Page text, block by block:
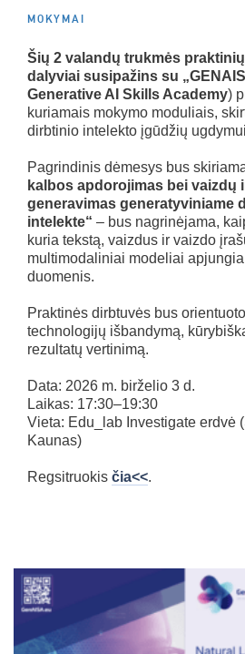
MOKYMAI
Šių 2 valandų trukmės
dalyviai susipažins su
Generative AI Skills Academy)
kuriamais mokymo moduliais,
dirbtinio intelekto įgūdžių
Pagrindinis dėmesys bus
kalbos apdorojimas bei vaizdų
generavimas generatyviniame
intelekte“ – bus nagrinėjama,
kuria tekstą, vaizdus ir vaizdo
multimodaliniai modeliai
duomenis.
Praktinės dirbtuvės bus
technologijų išbandymą,
rezultatų vertinimą.
Data: 2026 m. birželio 3 d.
Laikas: 17:30–19:30
Vieta: Edu_lab Investigate erdvė
Kaunas)
Regsitruokis čia<<.